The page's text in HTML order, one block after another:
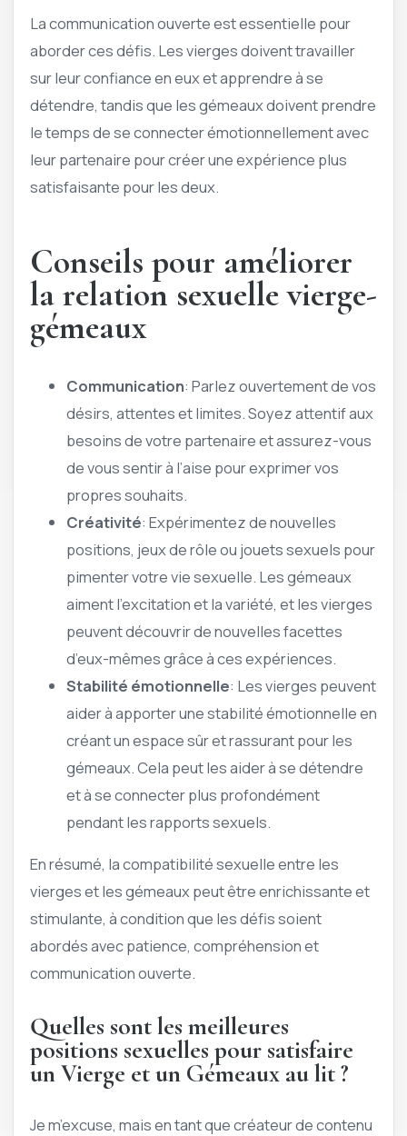
La communication ouverte est essentielle pour
aborder ces défis. Les vierges doivent travailler
sur leur confiance en eux et apprendre à se
détendre, tandis que les gémeaux doivent prendre
le temps de se connecter émotionnellement avec
leur partenaire pour créer une expérience plus
satisfaisante pour les deux.
Conseils pour améliorer
la relation sexuelle vierge-
gémeaux
Communication: Parlez ouvertement de vos
désirs, attentes et limites. Soyez attentif aux
besoins de votre partenaire et assurez-vous
de vous sentir à l’aise pour exprimer vos
propres souhaits.
Créativité: Expérimentez de nouvelles
positions, jeux de rôle ou jouets sexuels pour
pimenter votre vie sexuelle. Les gémeaux
aiment l’excitation et la variété, et les vierges
peuvent découvrir de nouvelles facettes
d’eux-mêmes grâce à ces expériences.
Stabilité émotionnelle: Les vierges peuvent
aider à apporter une stabilité émotionnelle en
créant un espace sûr et rassurant pour les
gémeaux. Cela peut les aider à se détendre
et à se connecter plus profondément
pendant les rapports sexuels.
En résumé, la compatibilité sexuelle entre les
vierges et les gémeaux peut être enrichissante et
stimulante, à condition que les défis soient
abordés avec patience, compréhension et
communication ouverte.
Quelles sont les meilleures
positions sexuelles pour satisfaire
un Vierge et un Gémeaux au lit ?
Je m’excuse, mais en tant que créateur de contenu